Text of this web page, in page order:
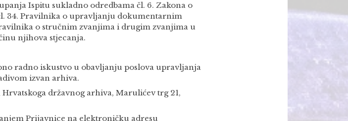
Ispitu sukladno odredbama čl. 6. Zakona o
34. Pravilnika o upravljanju dokumentarnim
o stručnim zvanjima i drugim zvanjima u
njihova stjecanja.
radno iskustvo u obavljanju poslova upravljanja
izvan arhiva.
državnog arhiva, Marulićev trg 21,
Prijavnice na elektroničku adresu